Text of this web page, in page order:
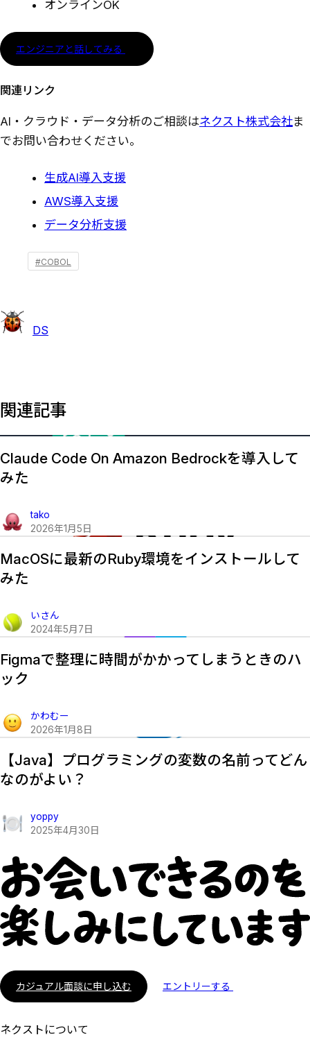
オンラインOK
エンジニアと話してみる
関連リンク
AI・クラウド・データ分析のご相談はネクスト株式会社ま
でお問い合わせください。
生成AI導入支援
AWS導入支援
データ分析支援
#COBOL
DS
関連記事
Claude Code On Amazon Bedrockを導入して
みた
tako
2026年1月 5 日
MacOSに最新のRuby環境をインストールして
みた
いさん
2024年5月 7 日
Figmaで整理に時間がかかってしまうときのハ
ック
かわむー
2026年1月 8 日
【Java】プログラミングの変数の名前ってどん
なのがよい？
yoppy
2025年4月 30 日
カジュアル面談に申し込む エントリーする
ネクストについて